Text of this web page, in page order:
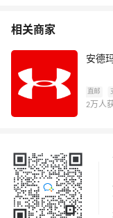
相关商家
安德
直邮
2万人